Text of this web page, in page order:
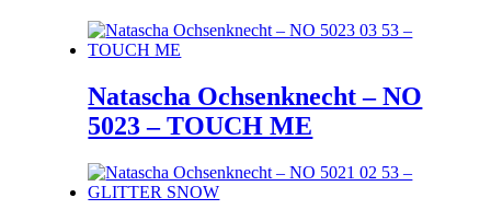
Natascha Ochsenknecht – NO
5023 – TOUCH ME